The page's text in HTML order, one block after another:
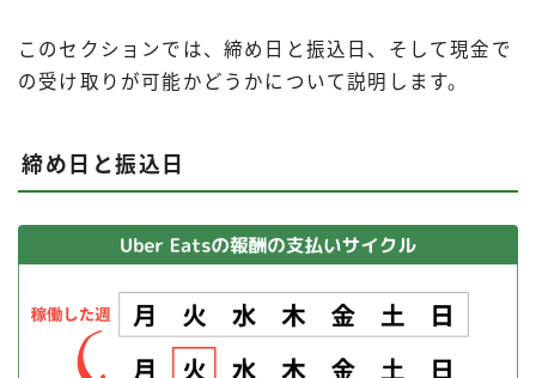
このセクションでは、締め日と振込日、そして現金で
の受け取りが可能かどうかについて説明します。
締め日と振込日